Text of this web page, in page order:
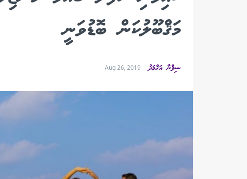
މަޤްބޫލުކަން ބޮޑުވަނީ
ޝިފްނާ އަޙްމަދު Aug 26, 2019